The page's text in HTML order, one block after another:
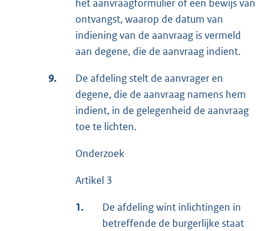
het aanvraagformulier of een bewijs van
ontvangst, waarop de datum van
indiening van de aanvraag is vermeld
aan degene, die de aanvraag indient.
9.
De afdeling stelt de aanvrager en
degene, die de aanvraag namens hem
indient, in de gelegenheid de aanvraag
toe te lichten.
Onderzoek
Artikel 3
1.
De afdeling wint inlichtingen in
betreffende de burgerlijke staat